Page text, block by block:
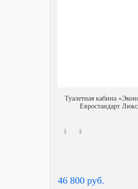
Туалетная кабина
Евростандарт
46 800 руб.